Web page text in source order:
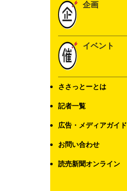
企画
イベント
ささっとーとは
記者一覧
広告・メディアガイド
お問い合わせ
読売新聞オンライン